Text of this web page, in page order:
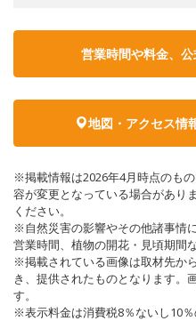
営業時間や料金、
地図・アクセス情
※掲載情報は2026年4月時点のも
容が変更となっている場合があり
ください。
※自然災害の影響やその他諸事情
営業時間、植物の開花・見頃期間
※掲載されている画像は取材先か
き、提供されたものとなります。
す。
※表示料金は消費税8％ないし10％